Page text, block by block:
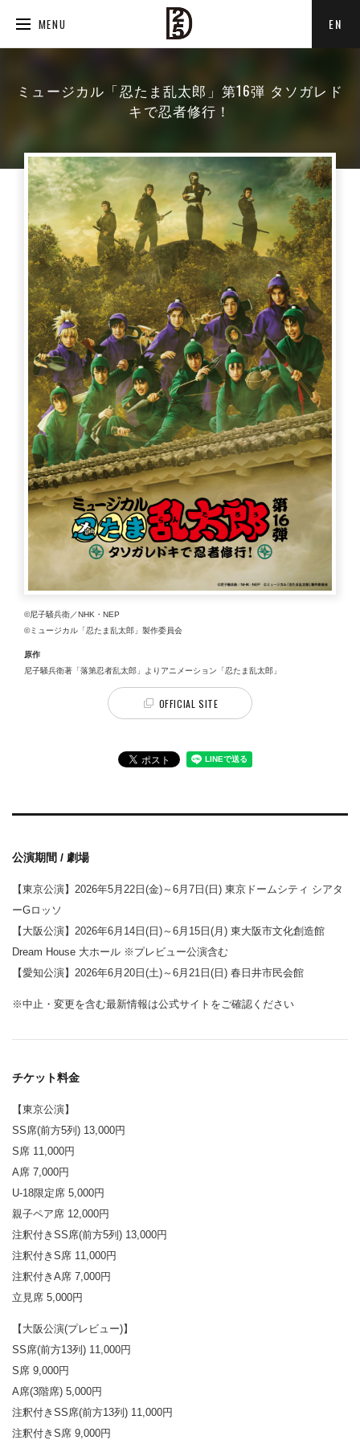
MENU EN
ミュージカル「忍たま乱太郎」第16弾 タソガレド
キで忍者修行！
©尼子騒兵衛／NHK・NEP
©ミュージカル「忍たま乱太郎」製作委員会
原作
尼子騒兵衛著「落第忍者乱太郎」よりアニメーション「忍たま乱太郎」
OFFICIAL SITE
公演期間 / 劇場
【東京公演】2026年5月22日(金)～6月7日(日) 東京ドームシティ シアタ
ーGロッソ
【大阪公演】2026年6月14日(日)～6月15日(月) 東大阪市文化創造館
Dream House 大ホール ※プレビュー公演含む
【愛知公演】2026年6月20日(土)～6月21日(日) 春日井市民会館
※中止・変更を含む最新情報は公式サイトをご確認ください
チケット料金
【東京公演】
SS席(前方5列) 13,000円
S席 11,000円
A席 7,000円
U-18限定席 5,000円
親子ペア席 12,000円
注釈付きSS席(前方5列) 13,000円
注釈付きS席 11,000円
注釈付きA席 7,000円
立見席 5,000円
【大阪公演(プレビュー)】
SS席(前方13列) 11,000円
S席 9,000円
A席(3階席) 5,000円
注釈付きSS席(前方13列) 11,000円
注釈付きS席 9,000円